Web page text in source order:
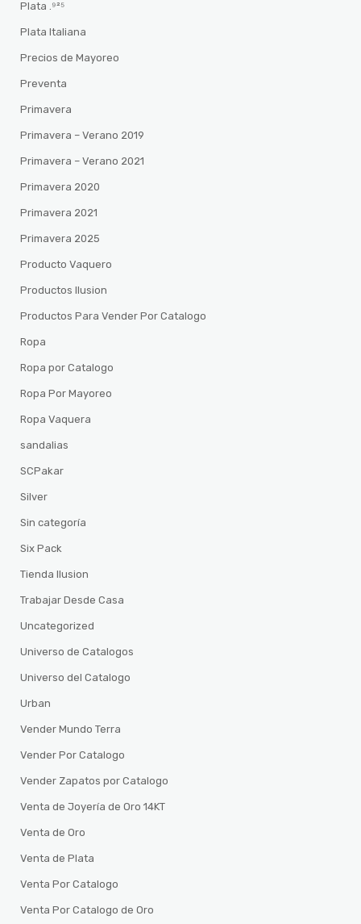
Plata .⁹²⁵
Plata Italiana
Precios de Mayoreo
Preventa
Primavera
Primavera – Verano 2019
Primavera – Verano 2021
Primavera 2020
Primavera 2021
Primavera 2025
Producto Vaquero
Productos Ilusion
Productos Para Vender Por Catalogo
Ropa
Ropa por Catalogo
Ropa Por Mayoreo
Ropa Vaquera
sandalias
SCPakar
Silver
Sin categoría
Six Pack
Tienda Ilusion
Trabajar Desde Casa
Uncategorized
Universo de Catalogos
Universo del Catalogo
Urban
Vender Mundo Terra
Vender Por Catalogo
Vender Zapatos por Catalogo
Venta de Joyería de Oro 14KT
Venta de Oro
Venta de Plata
Venta Por Catalogo
Venta Por Catalogo de Oro